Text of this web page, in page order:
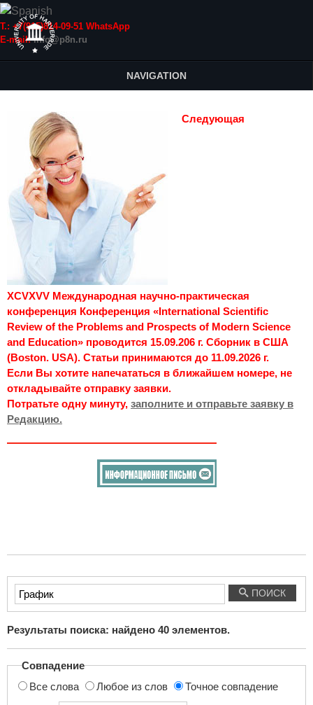
Т.: +7(915)814-09-51 WhatsApp
E-mail:info@p8n.ru
NAVIGATION
Следующая
XCVXVV Международная научно-практическая
конференция Конференция «International Scientific
Review of the Problems and Prospects of Modern Science
and Education» проводится 15.09.206 г. Сборник в США
(Boston. USA). Статьи принимаются до 11.09.2026 г.
Если Вы хотите напечататься в ближайшем номере, не
откладывайте отправку заявки.
Потратьте одну минуту, заполните и отправьте заявку в
Редакцию.
Введите
текст
поиска...
ПОИСК
Результаты поиска: найдено 40 элементов.
Совпадение
Все слова
Любое из слов Точное совпадение